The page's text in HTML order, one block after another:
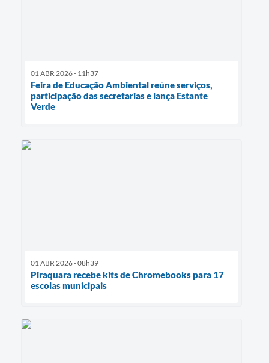
01 ABR 2026 - 11h37
Feira de Educação Ambiental reúne serviços,
participação das secretarias e lança Estante
Verde
01 ABR 2026 - 08h39
Piraquara recebe kits de Chromebooks para 17
escolas municipais